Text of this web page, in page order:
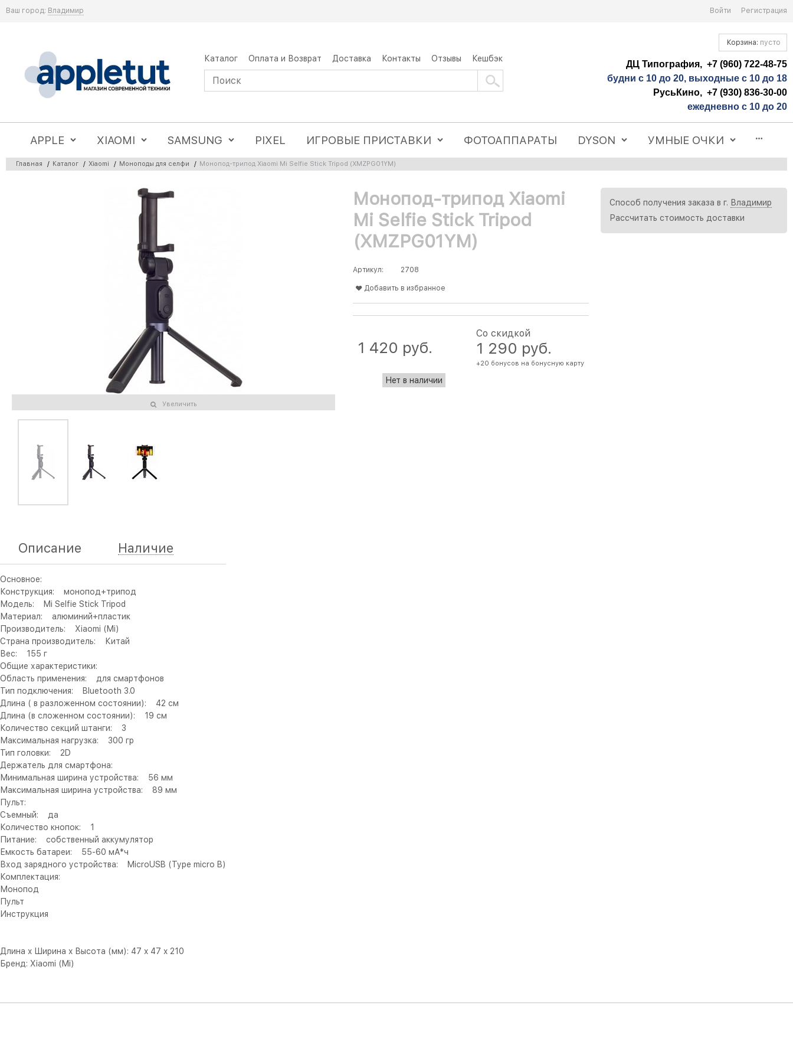
Ваш город: Владимир Войти Регистрация
Каталог Оплата и Возврат Доставка Контакты Отзывы Кешбэк
Корзина: пусто
ДЦ Типография, +7 (960) 722-48-75
будни с 10 до 20, выходные с 10 до 18
РусьКино, +7 (930) 836-30-00
ежедневно с 10 до 20
APPLE XIAOMI SAMSUNG PIXEL ИГРОВЫЕ ПРИСТАВКИ ФОТОАППАРАТЫ DYSON УМНЫЕ ОЧКИ
Главная / Каталог / Xiaomi / Моноподы для селфи / Монопод-трипод Xiaomi Mi Selfie Stick Tripod (XMZPG01YM)
Увеличить
Монопод-трипод Xiaomi
Mi Selfie Stick Tripod
(XMZPG01YM)
Артикул: 2708
Добавить в избранное
1 290 руб.
+20 бонусов на бонусную карту
Со скидкой
1 420 руб.
Нет в наличии
Способ получения заказа в г. Владимир
Рассчитать стоимость доставки
Описание Наличие
Основное:
Конструкция: монопод+трипод
Модель: Mi Selfie Stick Tripod
Материал: алюминий+пластик
Производитель: Xiaomi (Mi)
Страна производитель: Китай
Вес: 155 г
Общие характеристики:
Область применения: для смартфонов
Тип подключения: Bluetooth 3.0
Длина ( в разложенном состоянии): 42 см
Длина (в сложенном состоянии): 19 см
Количество секций штанги: 3
Максимальная нагрузка: 300 гр
Тип головки: 2D
Держатель для смартфона:
Минимальная ширина устройства: 56 мм
Максимальная ширина устройства: 89 мм
Пульт:
Съемный: да
Количество кнопок: 1
Питание: собственный аккумулятор
Емкость батареи: 55-60 мА*ч
Вход зарядного устройства: MicroUSB (Type micro B)
Комплектация:
Монопод
Пульт
Инструкция
Длина x Ширина x Высота (мм): 47 x 47 x 210
Бренд: Xiaomi (Mi)